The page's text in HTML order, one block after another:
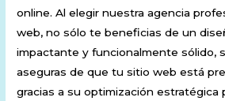
online. Al elegir nuestra agencia
web, no sólo te beneficias de un
impactante y funcionalmente sólido,
aseguras de que tu sitio web está
gracias a su optimización estratégica